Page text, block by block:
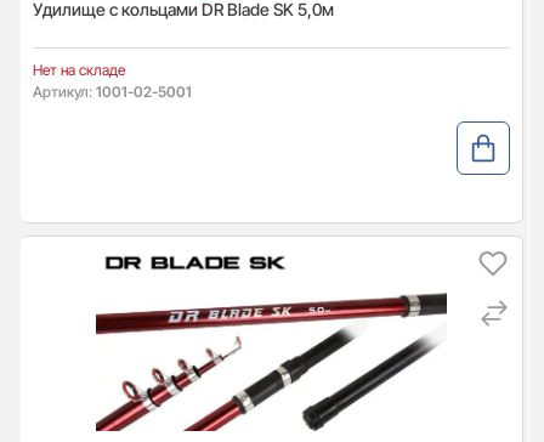
Удилище с кольцами DR Blade SK 5,0м
Нет на складе
Артикул: 1001-02-5001